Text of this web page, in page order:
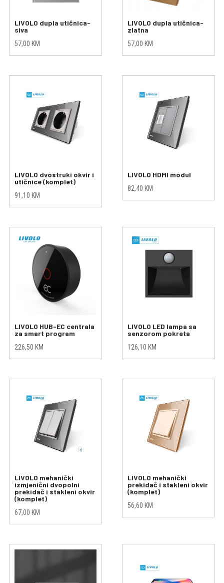
LIVOLO dupla utičnica-
siva
57,00 KM
LIVOLO dupla utičnica-
zlatna
57,00 KM
LIVOLO dvostruki okvir i
utičnice (komplet)
91,10 KM
LIVOLO HDMI modul
82,40 KM
LIVOLO HUB-EC centrala
za smart program
226,50 KM
LIVOLO LED lampa sa
senzorom pokreta
126,10 KM
LIVOLO mehanički
izmjenični dvopolni
prekidač i stakleni okvir
(komplet)
67,00 KM
LIVOLO mehanički
prekidač i stakleni okvir
(komplet)
56,60 KM